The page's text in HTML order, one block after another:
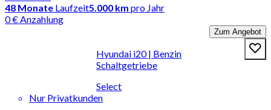
48 Monate Laufzeit5.000 km pro Jahr
0 € Anzahlung
Zum Angebot
Hyundai i20 | Benzin
Schaltgetriebe
Select
Nur Privatkunden